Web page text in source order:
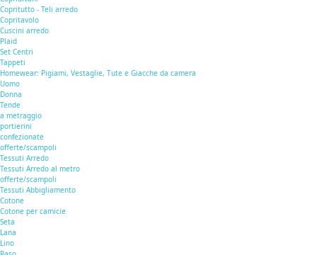
Copritutto - Teli arredo
Copritavolo
Cuscini arredo
Plaid
Set Centri
Tappeti
Homewear: Pigiami, Vestaglie, Tute e Giacche da camera
Uomo
Donna
Tende
a metraggio
portierini
confezionate
offerte/scampoli
Tessuti Arredo
Tessuti Arredo al metro
offerte/scampoli
Tessuti Abbigliamento
Cotone
Cotone per camicie
Seta
Lana
Lino